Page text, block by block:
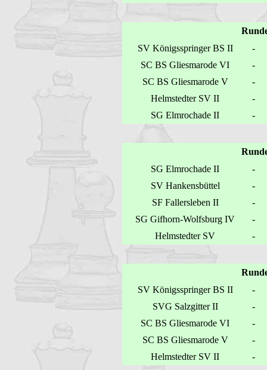
SV Königsspringer BS II
-
SC BS Gliesmarode VI
-
SC BS Gliesmarode V
-
Helmstedter SV II
-
SG Elmrochade II
-
SG Elmrochade II
-
SV Hankensbüttel
-
SF Fallersleben II
-
SG Gifhorn-Wolfsburg IV
-
Helmstedter SV
-
SV Königsspringer BS II
-
SVG Salzgitter II
-
SC BS Gliesmarode VI
-
SC BS Gliesmarode V
-
Helmstedter SV II
-